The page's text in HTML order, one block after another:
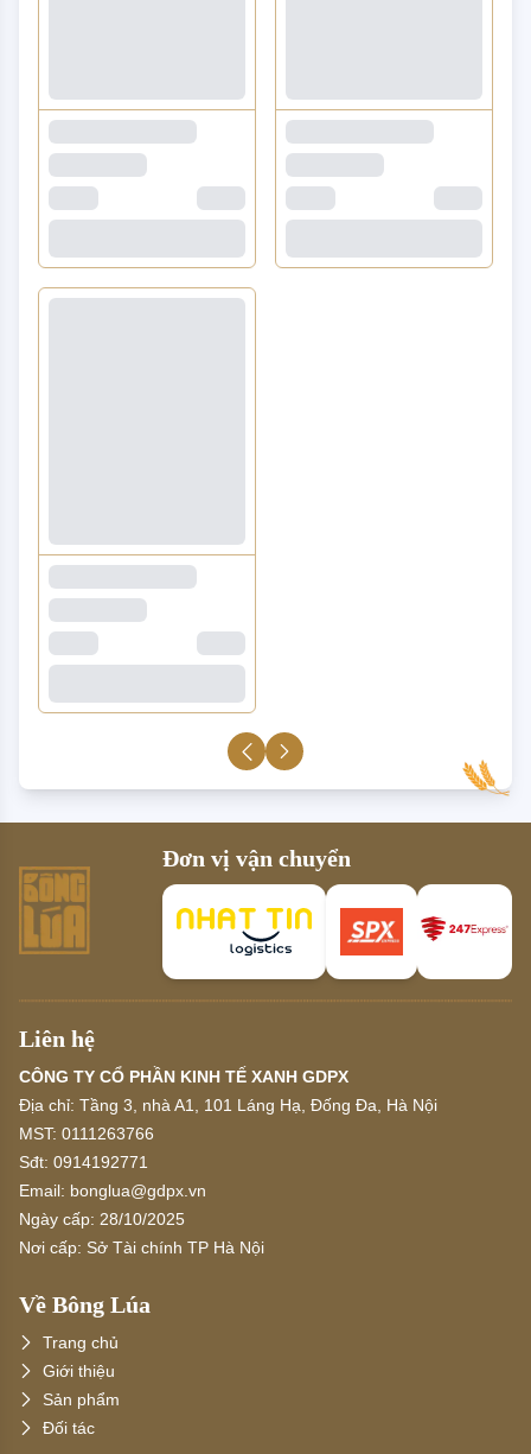
Đơn vị vận chuyển
Liên hệ
CÔNG TY CỔ PHẦN KINH TẾ XANH GDPX
Địa chỉ: Tầng 3, nhà A1, 101 Láng Hạ, Đống Đa, Hà Nội
MST: 0111263766
Sđt: 0914192771
Email: bonglua@gdpx.vn
Ngày cấp: 28/10/2025
Nơi cấp: Sở Tài chính TP Hà Nội
Về Bông Lúa
Trang chủ
Giới thiệu
Sản phẩm
Đối tác